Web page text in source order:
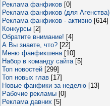
Реклама фанфиков [0]
Реклама фанфиков (для Агенства)
Реклама фанфиков - активно [614]
Конкурсы [2]
Обратите внимание! [4]
А Вы знаете, что? [22]
Меню фанфикшена [10]
Набор в команду сайта [5]
Топ новостей [299]
Топ новых глав [17]
Новые фанфики за неделю [13]
Рабочие рекламы [0]
Реклама давних [5]